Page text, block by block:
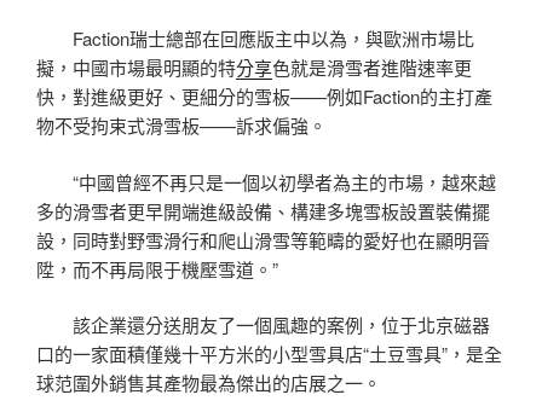
Faction瑞士總部在回應版主中以為，與歐洲市場比
擬，中國市場最明顯的特分享色就是滑雪者進階速率更
快，對進級更好、更細分的雪板——例如Faction的主打產
物不受拘束式滑雪板——訴求偏強。
“中國曾經不再只是一個以初學者為主的市場，越來越
多的滑雪者更早開端進級設備、構建多塊雪板設置裝備擺
設，同時對野雪滑行和爬山滑雪等範疇的愛好也在顯明晉
陞，而不再局限于機壓雪道。”
該企業還分送朋友了一個風趣的案例，位于北京磁器
口的一家面積僅幾十平方米的小型雪具店“土豆雪具”，是全
球范圍外銷售其產物最為傑出的店展之一。